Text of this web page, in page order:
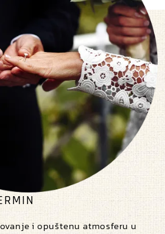
i opuštenu atmosferu u